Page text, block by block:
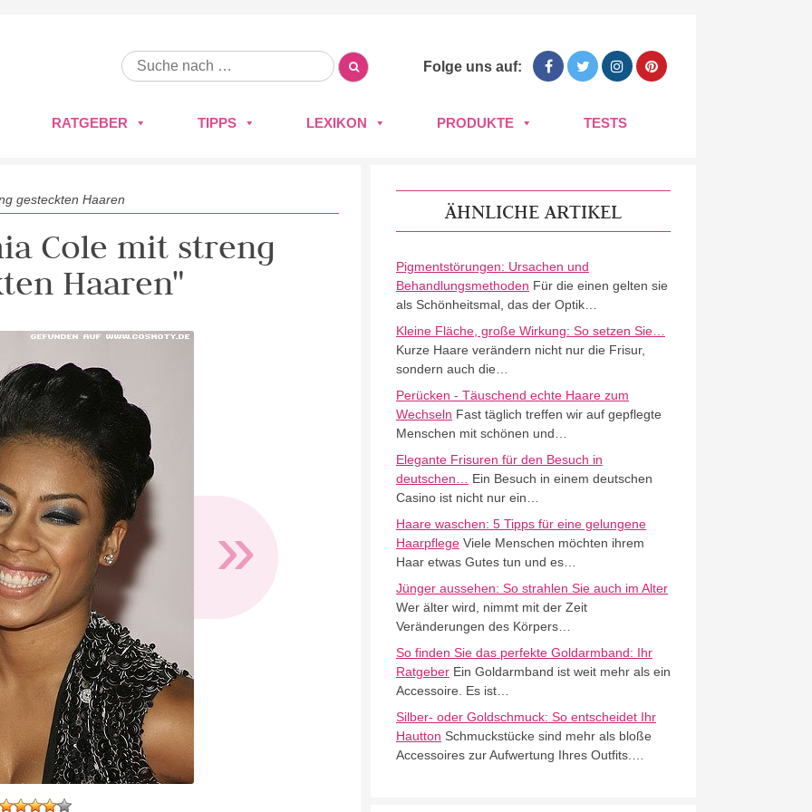
Folge uns auf:
RATGEBER TIPPS LEXIKON PRODUKTE TESTS
gesteckten Haaren
Cole mit streng
Haaren"
»
ÄHNLICHE ARTIKEL
Pigmentstörungen: Ursachen und
Behandlungsmethoden Für die einen gelten sie
als Schönheitsmal, das der Optik…
Kleine Fläche, große Wirkung: So setzen Sie…
Kurze Haare verändern nicht nur die Frisur,
sondern auch die…
Perücken - Täuschend echte Haare zum
Wechseln Fast täglich treffen wir auf gepflegte
Menschen mit schönen und…
Elegante Frisuren für den Besuch in
deutschen…
Ein Besuch in einem deutschen
Casino ist nicht nur ein…
Haare waschen: 5 Tipps für eine gelungene
HaarpflegeViele Menschen möchten ihrem
Haar etwas Gutes tun und es…
Jünger aussehen: So strahlen Sie auch im Alter
Wer älter wird, nimmt mit der Zeit
Veränderungen des Körpers…
So finden Sie das perfekte Goldarmband: Ihr
RatgeberEin Goldarmband ist weit mehr als ein
Accessoire. Es ist…
Silber- oder Goldschmuck: So entscheidet Ihr
Hautton Schmuckstücke sind mehr als bloße
Accessoires zur Aufwertung Ihres Outfits.…